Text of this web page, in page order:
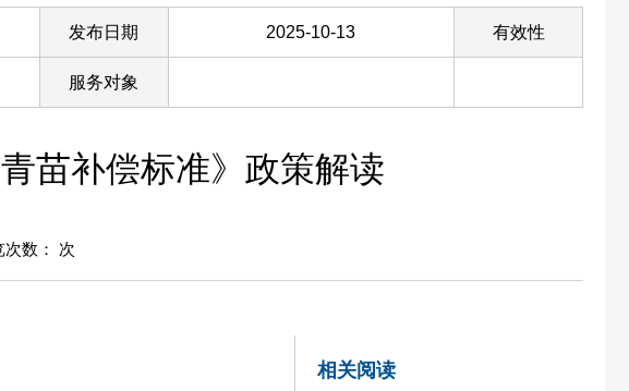
发布日期 2025-10-13 有效性
服务对象
苗补偿标准》政策解读
数： 次
相关阅读